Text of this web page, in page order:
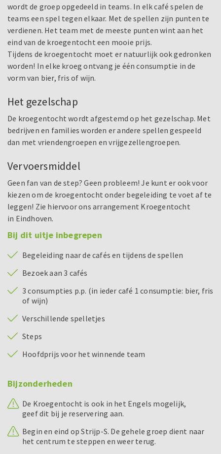
wordt de groep opgedeeld in teams. In elk café spelen de
teams een spel tegen elkaar. Met de spellen zijn punten te
verdienen. Het team met de meeste punten wint aan het
eind van de kroegentocht een mooie prijs.
Tijdens de kroegentocht moet er natuurlijk ook gedronken
worden! In elke kroeg ontvang je één consumptie in de
vorm van bier, fris of wijn.
Het gezelschap
De kroegentocht wordt afgestemd op het gezelschap. Met
bedrijven en families worden er andere spellen gespeeld
dan met vriendengroepen en vrijgezellengroepen.
Vervoersmiddel
Geen fan van de step? Geen probleem! Je kunt er ook voor
kiezen om de kroegentocht onder begeleiding te voet af te
leggen! Zie hiervoor ons arrangement Kroegentocht
in Eindhoven.
Bij dit uitje inbegrepen
Begeleiding naar de cafés en tijdens de spellen
Bezoek aan 3 cafés
3 consumpties p.p. (in ieder café 1 consumptie: bier, fris
of wijn)
Verschillende spelletjes
Steps
Hoofdprijs voor het winnende team
Bijzonderheden
De Kroegentocht is ook in het Engels mogelijk,
geef dit bij je reservering aan.
Begin en eind op Strijp-S. De gehele groep dient naar
het centrum te steppen en weer terug.